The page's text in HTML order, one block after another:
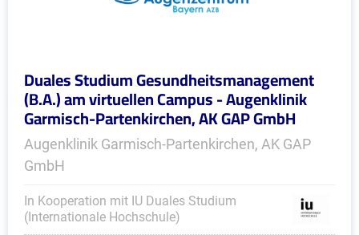
Duales Studium Gesundheitsmanagement
(B.A.) am virtuellen Campus - Augenklinik
Garmisch-Partenkirchen, AK GAP GmbH
Augenklinik Garmisch-Partenkirchen, AK GAP
GmbH
In Kooperation mit IU Duales Studium
(Internationale Hochschule)